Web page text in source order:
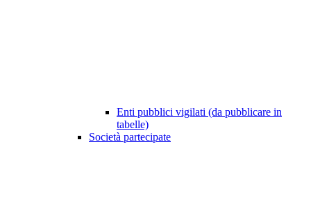
Enti pubblici vigilati (da pubblicare in
tabelle)
Società partecipate